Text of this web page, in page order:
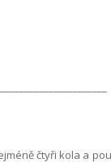
čtyři kola a